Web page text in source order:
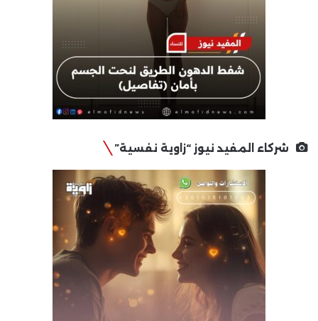
شركاء المفيد نيوز “زاوية نفسية”